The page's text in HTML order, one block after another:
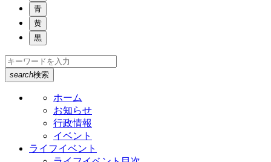
青
黄
黒
search検索
ホーム
お知らせ
行政情報
イベント
ライフイベント